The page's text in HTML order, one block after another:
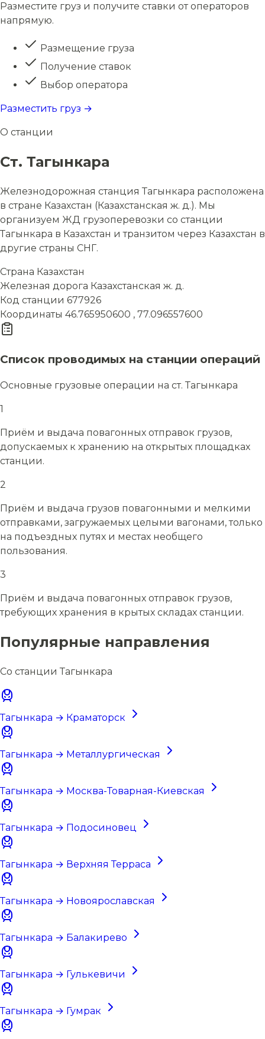
Разместите груз и получите ставки от операторов
напрямую.
Размещение груза
Получение ставок
Выбор оператора
Разместить груз →
О станции
Ст. Тагынкара
Железнодорожная станция Тагынкара расположена
в стране Казахстан (Казахстанская ж. д.). Мы
организуем ЖД грузоперевозки со станции
Тагынкара в Казахстан и транзитом через Казахстан в
другие страны СНГ.
Страна Казахстан
Железная дорога Казахстанская ж. д.
Код станции 677926
Координаты 46.765950600 , 77.096557600
Список проводимых на станции операций
Основные грузовые операции на ст. Тагынкара
1
Приём и выдача повагонных отправок грузов,
допускаемых к хранению на открытых площадках
станции.
2
Приём и выдача грузов повагонными и мелкими
отправками, загружаемых целыми вагонами, только
на подъездных путях и местах необщего
пользования.
3
Приём и выдача повагонных отправок грузов,
требующих хранения в крытых складах станции.
Популярные направления
Со станции Тагынкара
Тагынкара → Краматорск
Тагынкара → Металлургическая
Тагынкара → Москва-Товарная-Киевская
Тагынкара → Подосиновец
Тагынкара → Верхняя Терраса
Тагынкара → Новоярославская
Тагынкара → Балакирево
Тагынкара → Гулькевичи
Тагынкара → Гумрак